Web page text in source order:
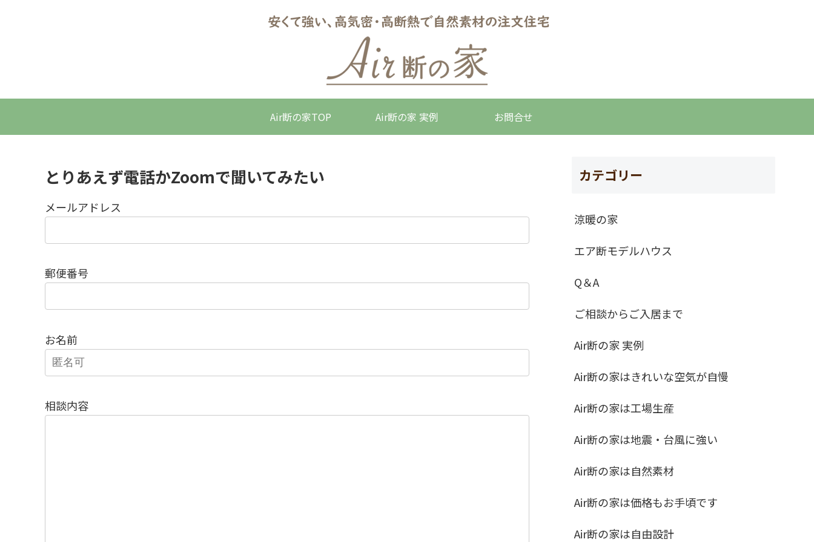
Air断の家TOP Air断の家 実例 お問合せ
とりあえず電話かZoomで聞いてみたい
メールアドレス
郵便番号
お名前
相談内容
カテゴリー
涼暖の家
エア断モデルハウス
Q＆A
ご相談からご入居まで
Air断の家 実例
Air断の家はきれいな空気が自慢
Air断の家は工場生産
Air断の家は地震・台風に強い
Air断の家は自然素材
Air断の家は価格もお手頃です
Air断の家は自由設計